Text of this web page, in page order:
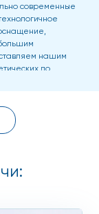
современные
нашим
до